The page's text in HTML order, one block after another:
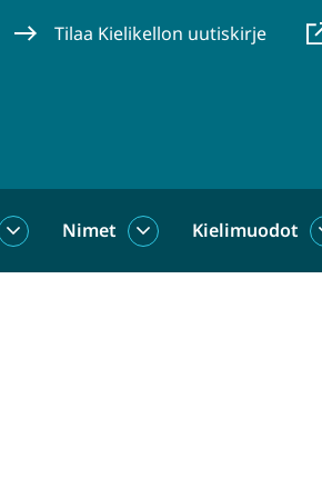
Tilaa Kielikellon uutiskirje
Sanat
Nimet
NimetKielimuodot